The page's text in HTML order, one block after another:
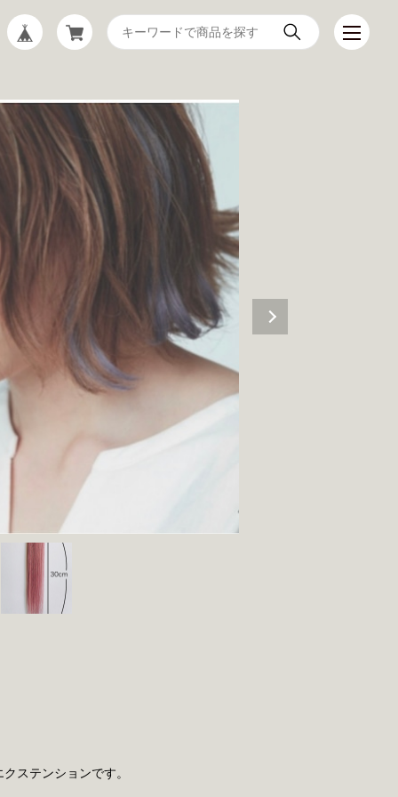
ステンションです。